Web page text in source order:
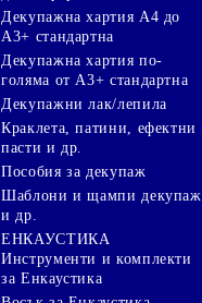
Декупажна хартия А4 до
А3+ стандартна
Декупажна хартия по-
голяма от А3+ стандартна
Декупажни лак/лепила
Краклета, патини, ефектни
пасти и др.
Пособия за декупаж
Шаблони и щампи декупаж
и др.
ЕНКАУСТИКА
Инструменти и комплекти
за Енкаустика